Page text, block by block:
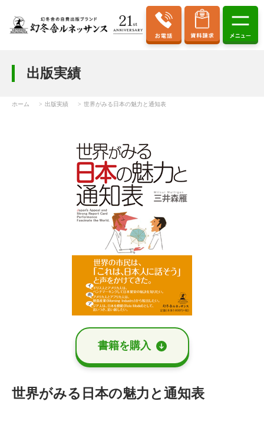
出版実績
ホーム 出版実績 世界がみる日本の魅力と通知表
書籍を購⼊
世界がみる日本の魅力と通知表